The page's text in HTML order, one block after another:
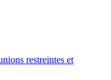
restreintes et